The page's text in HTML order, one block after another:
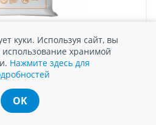
C, МЕШОК 12 Л
куки. Используя сайт, вы
использование хранимой
Нажмите здесь для
OK